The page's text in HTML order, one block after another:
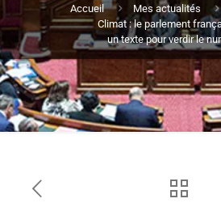
Accueil Mes actualités
Climat : le parlement
un texte pour verdir le